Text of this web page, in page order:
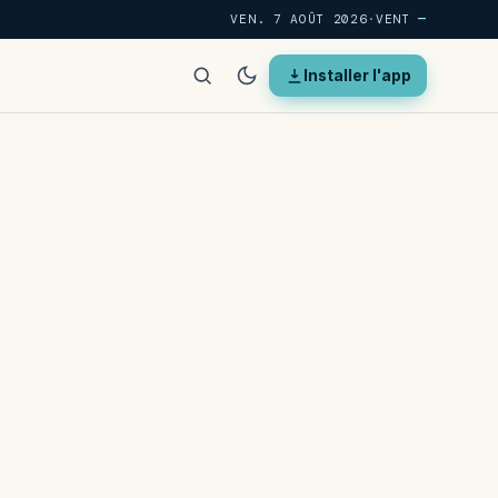
VEN. 7 AOÛT 2026 · VENT—
Installer l'app